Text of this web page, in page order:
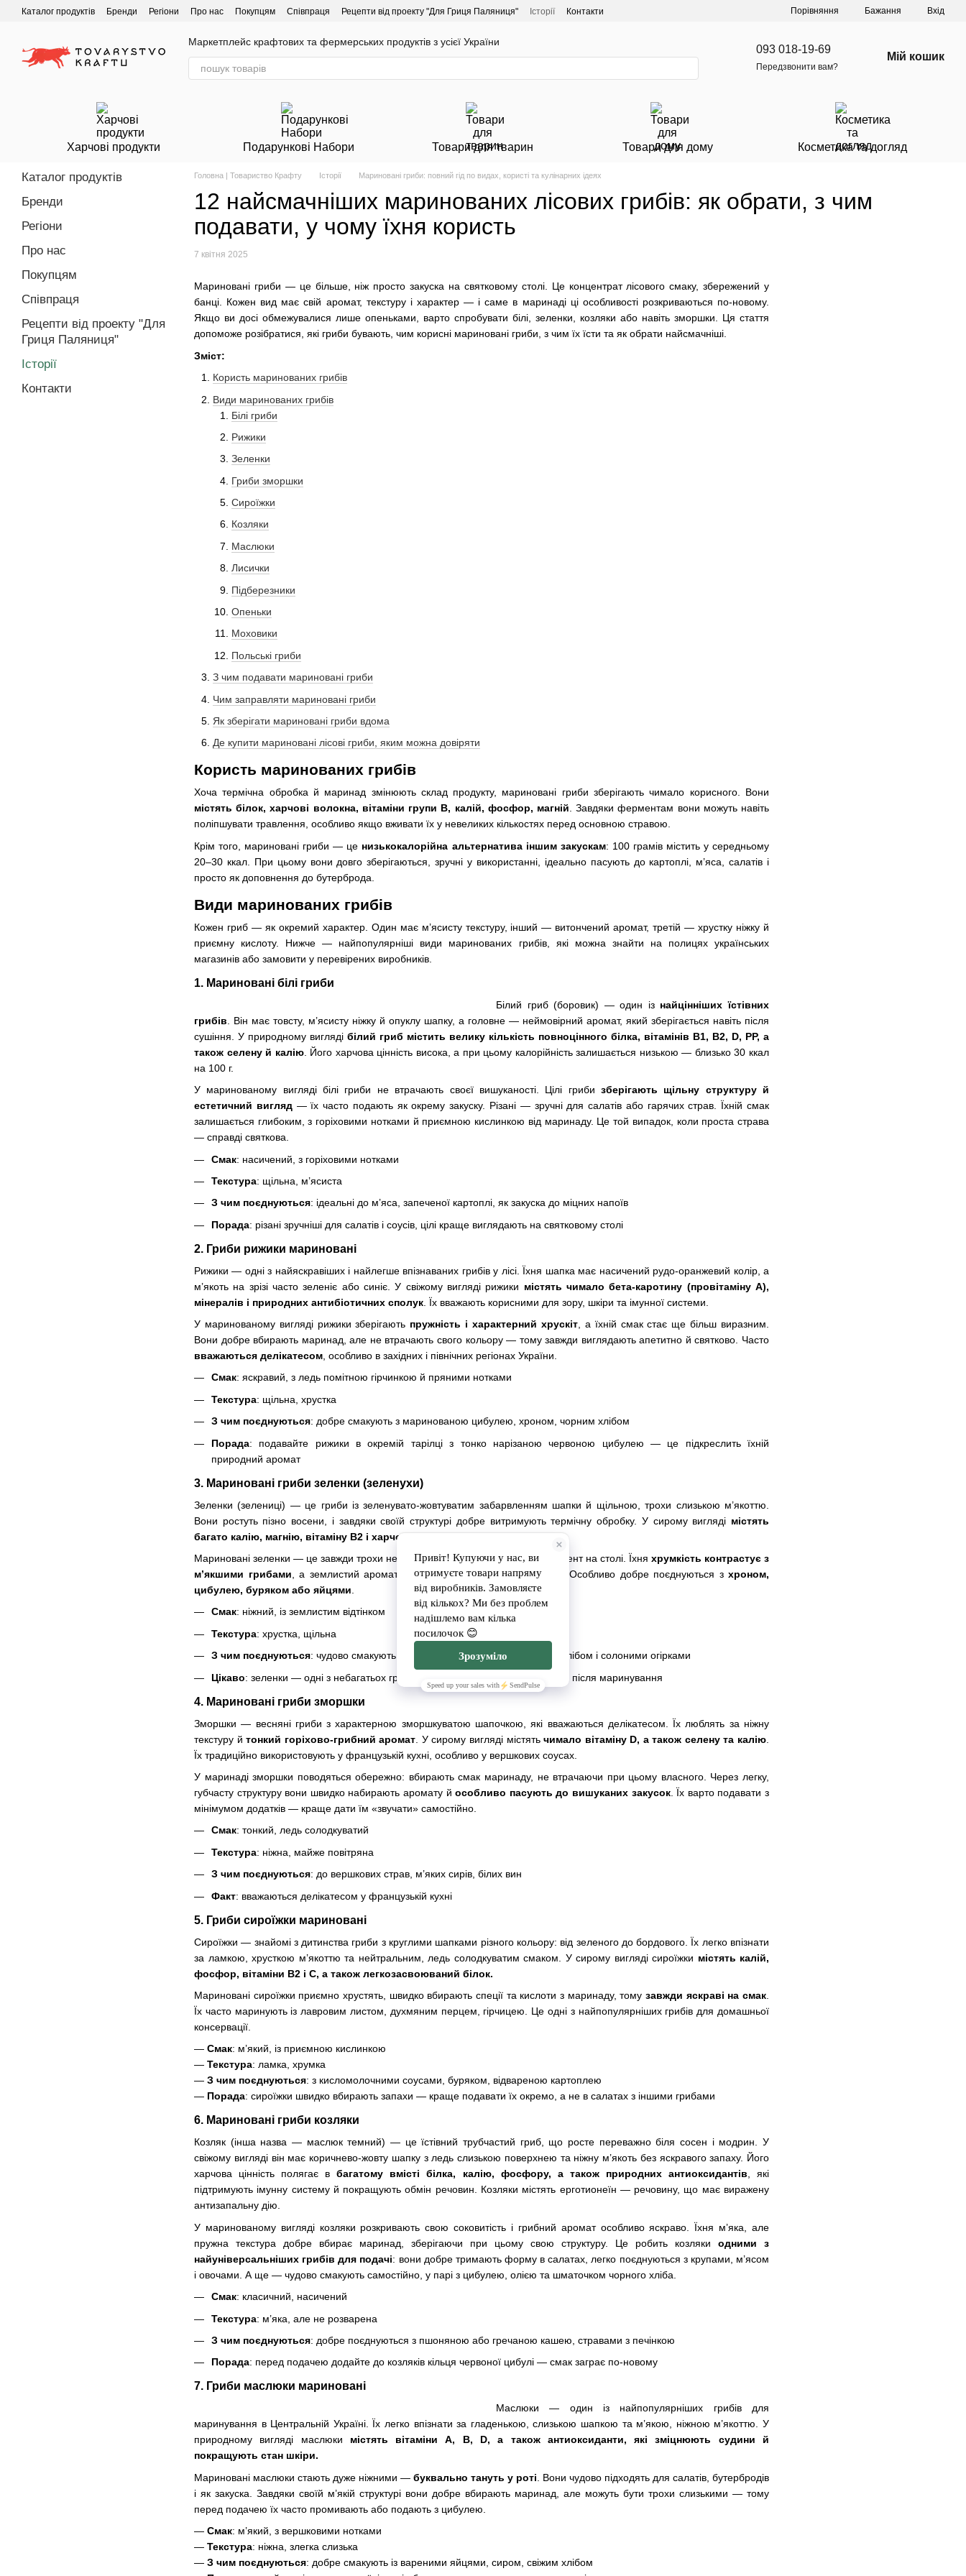
Перейти до основного контенту
Каталог продуктів Бренди Регіони Про нас Покупцям Співпраця Рецепти від проекту "Для Гриця Паляниця" Історії Контакти Порівняння Бажання Вхід
Маркетплейс крафтових та фермерських продуктів з усієї України
093 018-19-69
Передзвонити вам?
Мій кошик
Харчові продукти Подарункові Набори Товари для тварин Товари для дому Косметика та догляд
Головна | Товариство Крафту Історії Мариновані гриби: повний гід по видах, користі та кулінарних ідеях
12 найсмачніших маринованих лісових грибів: як обрати, з чим
подавати, у чому їхня користь
7 квітня 2025
Мариновані гриби — це більше, ніж просто закуска на святковому столі. Це концентрат лісового смаку, збережений у
банці. Кожен вид має свій аромат, текстуру і характер — і саме в маринаді ці особливості розкриваються по-новому.
Якщо ви досі обмежувалися лише опеньками, варто спробувати білі, зеленки, козляки або навіть зморшки. Ця стаття
допоможе розібратися, які гриби бувають, чим корисні мариновані гриби, з чим їх їсти та як обрати найсмачніші.
Зміст:
Користь маринованих грибів
Види маринованих грибів
Білі гриби
Рижики
Зеленки
Гриби зморшки
Сироїжки
Козляки
Маслюки
Лисички
Підберезники
Опеньки
Моховики
Польські гриби
З чим подавати мариновані гриби
Чим заправляти мариновані гриби
Як зберігати мариновані гриби вдома
Де купити мариновані лісові гриби, яким можна довіряти
Користь маринованих грибів
Хоча термічна обробка й маринад змінюють склад продукту, мариновані гриби зберігають чимало корисного. Вони
містять білок, харчові волокна, вітаміни групи B, калій, фосфор, магній. Завдяки ферментам вони можуть навіть
поліпшувати травлення, особливо якщо вживати їх у невеликих кількостях перед основною стравою.
Крім того, мариновані гриби — це низькокалорійна альтернатива іншим закускам: 100 грамів містить у середньому
20–30 ккал. При цьому вони довго зберігаються, зручні у використанні, ідеально пасують до картоплі, м’яса, салатів і
просто як доповнення до бутерброда.
Види маринованих грибів
Кожен гриб — як окремий характер. Один має м’ясисту текстуру, інший — витончений аромат, третій — хрустку ніжку й
приємну кислоту. Нижче — найпопулярніші види маринованих грибів, які можна знайти на полицях українських
магазинів або замовити у перевірених виробників.
1. Мариновані білі гриби
Білий гриб (боровик) — один із найцінніших їстівних
грибів . Він має товсту, м’ясисту ніжку й опуклу шапку, а головне — неймовірний аромат, який зберігається навіть після
сушіння. У природному вигляді білий гриб містить велику кількість повноцінного білка, вітамінів B1, B2, D, PP, а
також селену й калію. Його харчова цінність висока, а при цьому калорійність залишається низькою — близько 30 ккал
на 100 г.
У маринованому вигляді білі гриби не втрачають своєї вишуканості. Цілі гриби зберігають щільну структуру й
естетичний вигляд— їх часто подають як окрему закуску. Різані — зручні для салатів або гарячих страв. Їхній смак
залишається глибоким, з горіховими нотками й приємною кислинкою від маринаду. Це той випадок, коли проста страва
— справді святкова.
Смак: насичений, з горіховими нотками
Текстура: щільна, м’ясиста
З чим поєднуються: ідеальні до м’яса, запеченої картоплі, як закуска до міцних напоїв
Порада: різані зручніші для салатів і соусів, цілі краще виглядають на святковому столі
2. Гриби рижики мариновані
Рижики — одні з найяскравіших і найлегше впізнаваних грибів у лісі. Їхня шапка має насичений рудо-оранжевий колір, а
м’якоть на зрізі часто зеленіє або синіє. У свіжому вигляді рижики містять чимало бета-каротину (провітаміну А),
мінералів і природних антибіотичних сполук . Їх вважають корисними для зору, шкіри та імунної системи.
У маринованому вигляді рижики зберігають пружність і характерний хрускіт, а їхній смак стає ще більш виразним.
Вони добре вбирають маринад, але не втрачають свого кольору — тому завжди виглядають апетитно й святково. Часто
вважаються делікатесом , особливо в західних і північних регіонах України.
Смак: яскравий, з ледь помітною гірчинкою й пряними нотками
Текстура: щільна, хрустка
З чим поєднуються: добре смакують з маринованою цибулею, хроном, чорним хлібом
Порада: подавайте рижики в окремій тарілці з тонко нарізаною червоною цибулею — це підкреслить їхній
природний аромат
3. Мариновані гриби зеленки (зеленухи)
Зеленки (зелениці) — це гриби із зеленувато-жовтуватим забарвленням шапки й щільною, трохи слизькою м’якоттю.
Вони ростуть пізно восени, і завдяки своїй структурі добре витримують термічну обробку. У сирому вигляді містять
багато калію, магнію, вітаміну B2 і харчових волокон.
Мариновані зеленки — це завжди трохи несподіваний, але дуже приємний акцент на столі. Їхня хрумкість контрастує з
м’якшими грибами , а землистий аромат додає глибини до звичних страв. Особливо добре поєднуються з хроном,
цибулею, буряком або яйцями
Смак: ніжний, із землистим відтінком
Текстура: хрустка, щільна
З чим поєднуються: чудово смакують у бутербродах, салатах, з чорним хлібом і солоними огірками
Цікаво: зеленки — одні з небагатьох грибів, які зберігають природний колір після маринування
4. Мариновані гриби зморшки
Зморшки — весняні гриби з характерною зморшкуватою шапочкою, які вважаються делікатесом. Їх люблять за ніжну
текстуру йтонкий горіхово-грибний аромат . У сирому вигляді містятьчимало вітаміну D, а також селену та калію
Їх традиційно використовують у французькій кухні, особливо у вершкових соусах.
У маринаді зморшки поводяться обережно: вбирають смак маринаду, не втрачаючи при цьому власного. Через легку,
губчасту структуру вони швидко набирають аромату йособливо пасують до вишуканих закусок. Їх варто подавати з
мінімумом додатків — краще дати їм «звучати» самостійно.
Смак: тонкий, ледь солодкуватий
Текстура: ніжна, майже повітряна
З чим поєднуються: до вершкових страв, м’яких сирів, білих вин
Факт: вважаються делікатесом у французькій кухні
5. Гриби сироїжки мариновані
Сироїжки — знайомі з дитинства гриби з круглими шапками різного кольору: від зеленого до бордового. Їх легко впізнати
за ламкою, хрусткою м’якоттю та нейтральним, ледь солодкуватим смаком. У сирому вигляді сироїжки містять калій,
фосфор, вітаміни B2 і C, а також легкозасвоюваний білок.
Мариновані сироїжки приємно хрустять, швидко вбирають спеції та кислоти з маринаду, тому завжди яскраві на смак
Їх часто маринують із лавровим листом, духмяним перцем, гірчицею. Це одні з найпопулярніших грибів для домашньої
консервації.
— Смак: м’який, із приємною кислинкою
— Текстура: ламка, хрумка
— З чим поєднуються: з кисломолочними соусами, буряком, відвареною картоплею
— Порада: сироїжки швидко вбирають запахи — краще подавати їх окремо, а не в салатах з іншими грибами
6. Мариновані гриби козляки
Козляк (інша назва — маслюк темний) — це їстівний трубчастий гриб, що росте переважно біля сосен і модрин. У
свіжому вигляді він має коричнево-жовту шапку з ледь слизькою поверхнею та ніжну м’якоть без яскравого запаху. Його
харчова цінність полягає вбагатому вмісті білка, калію, фосфору, а також природних антиоксидантів, які
підтримують імунну систему й покращують обмін речовин. Козляки містять ерготионеїн — речовину, що має виражену
антизапальну дію.
У маринованому вигляді козляки розкривають свою соковитість і грибний аромат особливо яскраво. Їхня м’яка, але
пружна текстура добре вбирає маринад, зберігаючи при цьому свою структуру. Це робить козляки одними з
найуніверсальніших грибів для подачі: вони добре тримають форму в салатах, легко поєднуються з крупами, м’ясом
і овочами. А ще — чудово смакують самостійно, у парі з цибулею, олією та шматочком чорного хліба.
Смак: класичний, насичений
Текстура: м’яка, але не розварена
З чим поєднуються: добре поєднуються з пшоняною або гречаною кашею, стравами з печінкою
Порада: перед подачею додайте до козляків кільця червоної цибулі — смак заграє по-новому
7. Гриби маслюки мариновані
Маслюки — один із найпопулярніших грибів для
маринування в Центральній Україні. Їх легко впізнати за гладенькою, слизькою шапкою та м’якою, ніжною м’якоттю. У
природному вигляді маслюки містять вітаміни A, B, D, а також антиоксиданти, які зміцнюють судини й
покращують стан шкіри.
Мариновані маслюки стають дуже ніжними — буквально тануть у роті . Вони чудово підходять для салатів, бутербродів
і як закуска. Завдяки своїй м’якій структурі вони добре вбирають маринад, але можуть бути трохи слизькими — тому
перед подачею їх часто промивають або подають з цибулею.
— Смак: м’який, з вершковими нотками
— Текстура: ніжна, злегка слизька
— З чим поєднуються: добре смакують із вареними яйцями, сиром, свіжим хлібом
Каталог продуктів
Бренди
Регіони
Про нас
Покупцям
Співпраця
Рецепти від проекту "Для
Гриця Паляниця"
Історії
Контакти